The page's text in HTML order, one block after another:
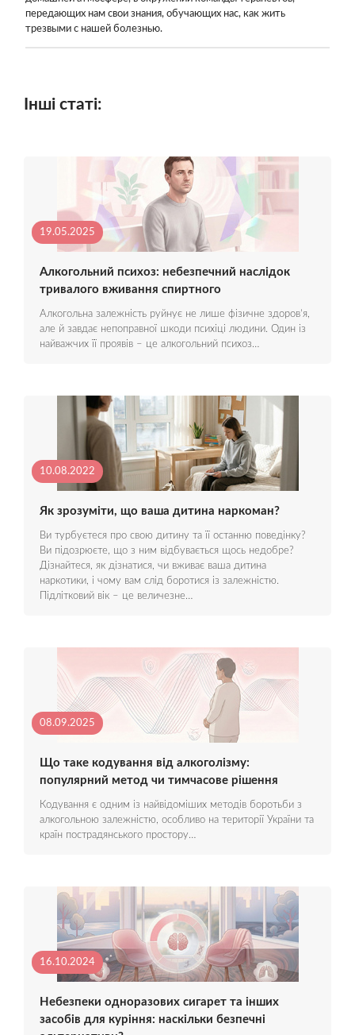
передающих нам свои знания, обучающих нас, как жить
трезвыми с нашей болезнью.
Інші статі:
19.05.2025
Алкогольний психоз: небезпечний наслідок
тривалого вживання спиртного
Алкогольна залежність руйнує не лише фізичне здоров’я,
але й завдає непоправної шкоди психіці людини. Один із
найважчих її проявів – це алкогольний психоз…
10.08.2022
Як зрозуміти, що ваша дитина наркоман?
Ви турбуєтеся про свою дитину та її останню поведінку?
Ви підозрюєте, що з ним відбувається щось недобре?
Дізнайтеся, як дізнатися, чи вживає ваша дитина
наркотики, і чому вам слід боротися із залежністю.
Підлітковий вік – це величезне…
08.09.2025
Що таке кодування від алкоголізму:
популярний метод чи тимчасове рішення
Кодування є одним із найвідоміших методів боротьби з
алкогольною залежністю, особливо на території України та
країн пострадянського простору…
16.10.2024
Небезпеки одноразових сигарет та інших
засобів для куріння: наскільки безпечні